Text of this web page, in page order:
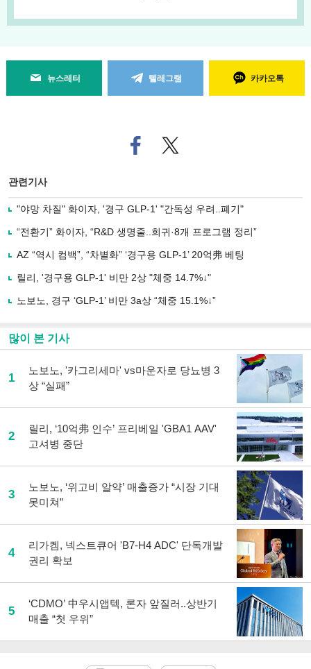
뉴스레터 텔레그램 카카오톡
페
이
로
사
유
기
트위
터로
관련기사
"야망 차질" 화이자, '경구 GLP-1' "간독성 우려..폐기"
“전환기” 화이자, “R&D 생명줄..희귀·8개 프로그램 정리”
AZ “역시 컴백”, “차별화” ‘경구용 GLP-1’ 20억弗 베팅
릴리, '경구용 GLP-1' 비만 2상 "체중 14.7%↓"
노보노, 경구 ‘GLP-1’ 비만 3a상 “체중 15.1%↓”
많이 본 기사
1
노보노, '카그리세마' vs마운자로 당뇨병 3
상 “실패”
2
릴리, ‘10억弗 인수’ 프리베일 'GBA1 AAV'
고셔병 중단
3
노보노, ‘위고비 알약’ 매출증가 “시장 기대
못미쳐”
4
리가켐, 넥스트큐어 'B7-H4 ADC' 단독개발
권리 확보
5
‘CDMO’ 中우시앱텍, 론자 앞질러..상반기
매출 “첫 우위”